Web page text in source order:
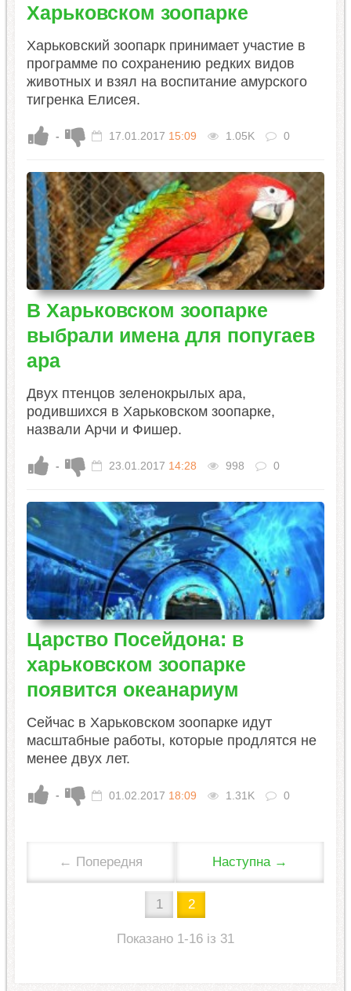
Харьковском зоопарке
Харьковский зоопарк принимает участие в
программе по сохранению редких видов
животных и взял на воспитание амурского
тигренка Елисея.
- 17.01.2017 15:09 1.05K 0
В Харьковском зоопарке
выбрали имена для попугаев
ара
Двух птенцов зеленокрылых ара,
родившихся в Харьковском зоопарке,
назвали Арчи и Фишер.
- 23.01.2017 14:28 998 0
Царство Посейдона: в
харьковском зоопарке
появится океанариум
Сейчас в Харьковском зоопарке идут
масштабные работы, которые продлятся не
менее двух лет.
- 01.02.2017 18:09 1.31K 0
← Попередня Наступна →
1 2
Показано 1-16 із 31